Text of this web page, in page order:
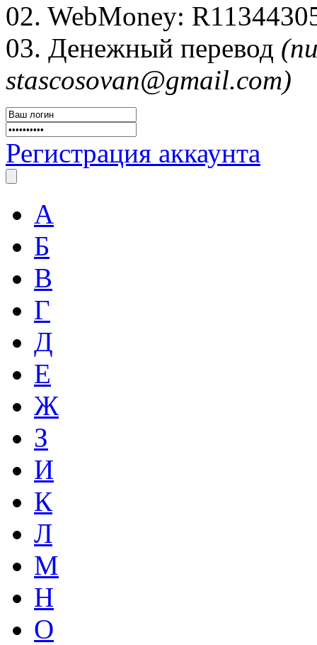
02. WebMoney:
03. Денежный перевод
stascosovan@gmail.com)
Регистрация аккаунта
А
Б
В
Г
Д
Е
Ж
З
И
К
Л
М
Н
О